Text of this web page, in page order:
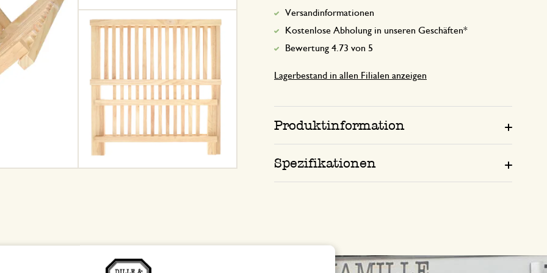
Versandinformationen
Kostenlose Abholung in unseren Geschäften*
Bewertung 4.73 von 5
Lagerbestand in allen Filialen anzeigen
Produktinformation
Spezifikationen
ab.